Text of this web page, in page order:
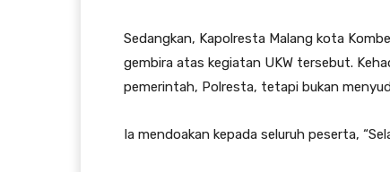
Sedangkan, Kapolresta Malang kota
gembira atas kegiatan UKW tersebut.
pemerintah, Polresta, tetapi bukan
Ia mendoakan kepada seluruh peserta,